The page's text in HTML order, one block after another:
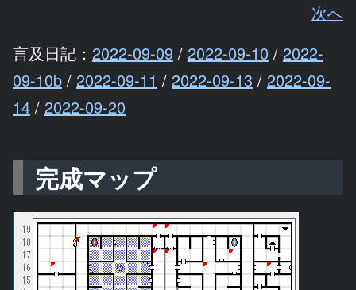
次へ
言及日記： 2022-09-09 / 2022-09-10 / 2022-
09-10b / 2022-09-11 / 2022-09-13 / 2022-09-
14 / 2022-09-20
完成マップ